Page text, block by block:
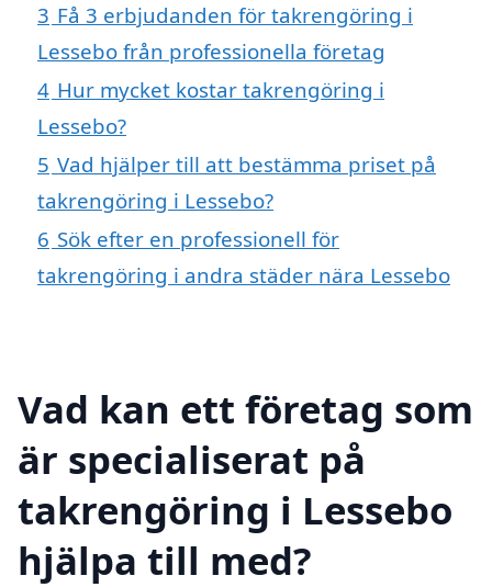
3 Få 3 erbjudanden för takrengöring i
Lessebo från professionella företag
4 Hur mycket kostar takrengöring i
Lessebo?
5 Vad hjälper till att bestämma priset på
takrengöring i Lessebo?
6 Sök efter en professionell för
takrengöring i andra städer nära Lessebo
Vad kan ett företag som
är specialiserat på
takrengöring i Lessebo
hjälpa till med?